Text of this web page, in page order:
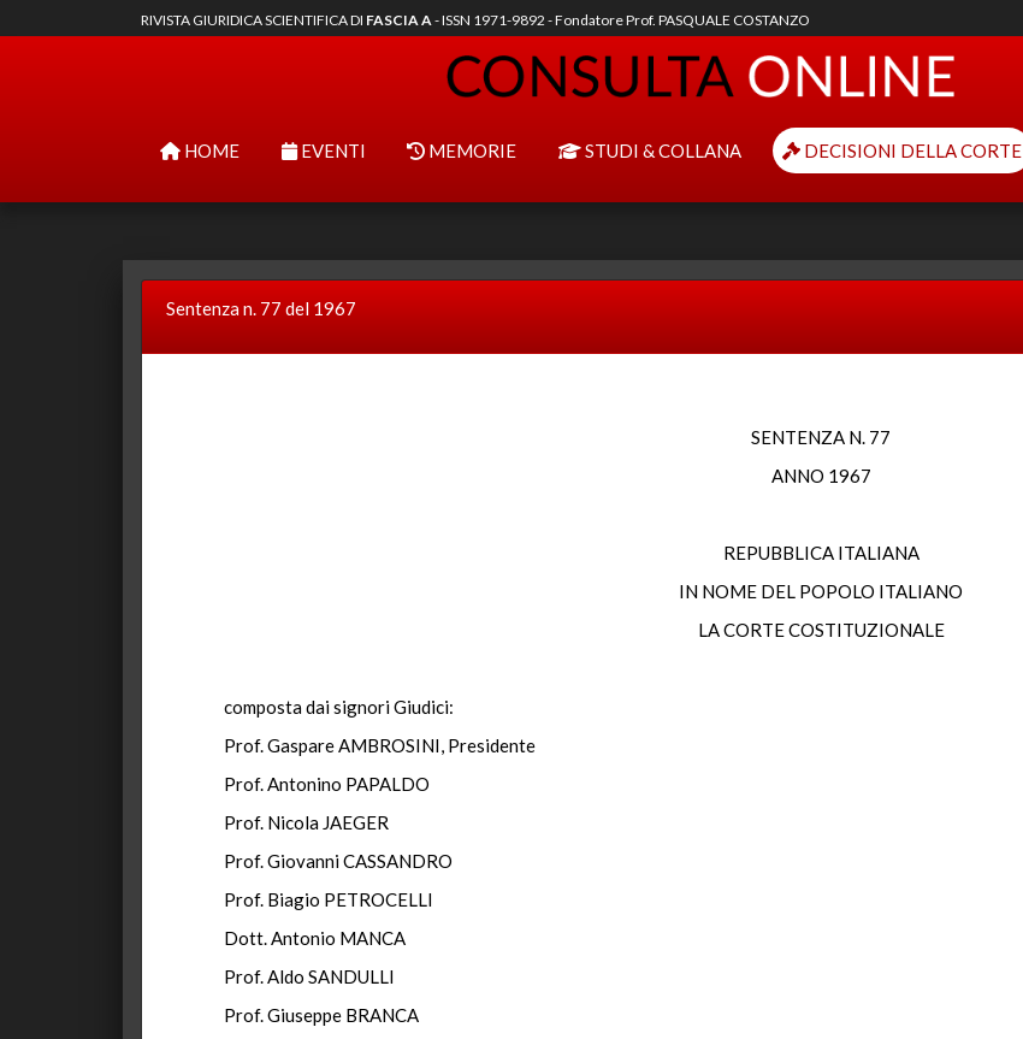
RIVISTA GIURIDICA SCIENTIFICA DI FASCIA A- ISSN 1971-9892 - Fondatore Prof. PASQUALE COSTANZO
HOME EVENTI MEMORIE STUDI & COLLANA DECISIONI DELLA CORTE
Sentenza n. 77 del 1967
SENTENZA N. 77
ANNO 1967
REPUBBLICA ITALIANA
IN NOME DEL POPOLO ITALIANO
LA CORTE COSTITUZIONALE
composta dai signori Giudici:
Prof. Gaspare AMBROSINI, Presidente
Prof. Antonino PAPALDO
Prof. Nicola JAEGER
Prof. Giovanni CASSANDRO
Prof. Biagio PETROCELLI
Dott. Antonio MANCA
Prof. Aldo SANDULLI
Prof. Giuseppe BRANCA